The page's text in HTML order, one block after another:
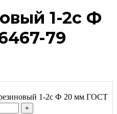
1-2с Ф
79
1-2с Ф 20 мм ГОСТ